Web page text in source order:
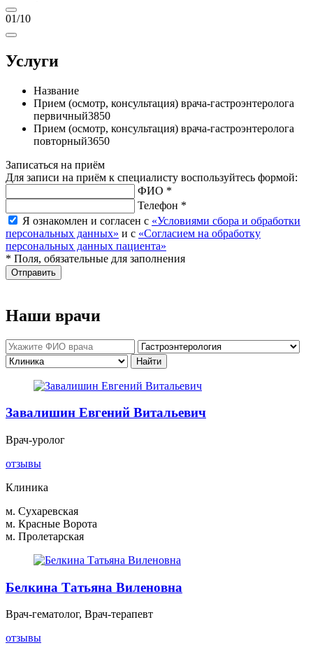
01/10
Услуги
Название
Прием (осмотр, консультация) врача-гастроэнтеролога
первичный3850
Прием (осмотр, консультация) врача-гастроэнтеролога
повторный3650
Записаться на приём
Для записи на приём к специалисту воспользуйтесь формой:
ФИО *
Телефон *
Я ознакомлен и согласен с «Условиями сбора и обработки
персональных данных» и с «Согласием на обработку
персональных данных пациента»
* Поля, обязательные для заполнения
Отправить
Наши врачи
Завалишин Евгений Витальевич
Врач-уролог
отзывы
Клиника
м. Сухаревская
м. Красные Ворота
м. Пролетарская
Белкина Татьяна Виленовна
Врач-гематолог, Врач-терапевт
отзывы